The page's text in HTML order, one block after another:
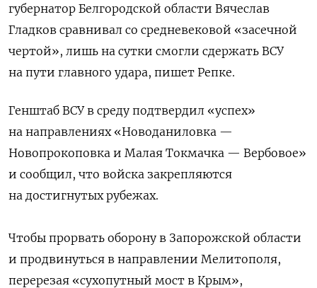
губернатор Белгородской области Вячеслав
Гладков сравнивал со средневековой «засечной
чертой», лишь на сутки смогли сдержать ВСУ
на пути главного удара, пишет Репке.
Генштаб ВСУ в среду подтвердил «успех»
на направлениях «Новоданиловка —
Новопрокоповка и Малая Токмачка — Вербовое»
и сообщил, что войска закрепляются
на достигнутых рубежах.
Чтобы прорвать оборону в Запорожской области
и продвинуться в направлении Мелитополя,
перерезая «сухопутный мост в Крым»,